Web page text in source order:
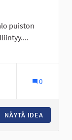
puiston
0
NÄYTÄ IDEA